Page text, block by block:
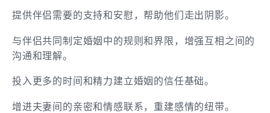
提供伴侣需要的支持和安慰，帮助他们走出阴影。
与伴侣共同制定婚姻中的规则和界限，增强互相之间的
沟通和理解。
投入更多的时间和精力建立婚姻的信任基础。
增进夫妻间的亲密和情感联系，重建感情的纽带。